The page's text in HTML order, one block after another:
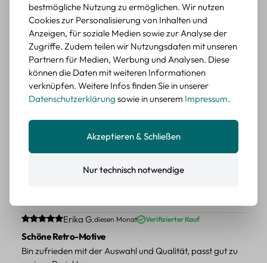
BEWERTETER ARTIKEL
Retro Blumen Sticker Set – 45 Stück mit 15
verschiedene Motive
Farbe: F
Durchschnittliche Bewertung von 5 von 5 Sternen
Erika G.diesen Monat Verifizierter Kauf
Tolle Sticker
Schöne Deko-Teile für meine Bücher, es passt zu meinem
BEWERTETER ARTIKEL
Retro Sticker Scrapbooking Set – Mix aus
Durchschnittliche Bewertung von 5 von 5 Sternen
Erika G.diesen Monat Verifizierter Kauf
Schöne Retro-Motive
Bin zufrieden mit der Auswahl und Qualität, passt gut zu
bestmögliche Nutzung zu ermöglichen. Wir nutzen
Cookies zur Personalisierung von Inhalten und
Anzeigen, für soziale Medien sowie zur Analyse der
Zugriffe. Zudem teilen wir Nutzungsdaten mit unseren
Partnern für Medien, Werbung und Analysen. Diese
können die Daten mit weiteren Informationen
verknüpfen. Weitere Infos finden Sie in unserer
Datenschutzerklärung sowie in unserem Impressum.
Nur technisch notwendige
Akzeptieren & Schließen